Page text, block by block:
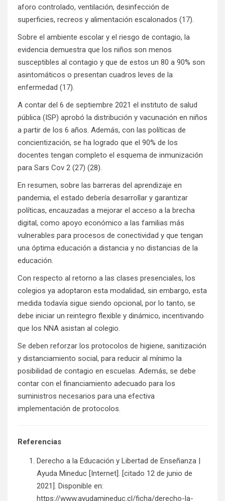
aforo controlado, ventilación, desinfección de
superficies, recreos y alimentación escalonados (17).
Sobre el ambiente escolar y el riesgo de contagio, la
evidencia demuestra que los niños son menos
susceptibles al contagio y que de estos un 80 a 90% son
asintomáticos o presentan cuadros leves de la
enfermedad (17).
A contar del 6 de septiembre 2021 el instituto de salud
pública (ISP) aprobó la distribución y vacunación en niños
a partir de los 6 años. Además, con las políticas de
concientización, se ha logrado que el 90% de los
docentes tengan completo el esquema de inmunización
para Sars Cov 2 (27) (28).
En resumen, sobre las barreras del aprendizaje en
pandemia, el estado debería desarrollar y garantizar
políticas, encauzadas a mejorar el acceso a la brecha
digital, como apoyo económico a las familias más
vulnerables para procesos de conectividad y que tengan
una óptima educación a distancia y no distancias de la
educación.
Con respecto al retorno a las clases presenciales, los
colegios ya adoptaron esta modalidad, sin embargo, esta
medida todavía sigue siendo opcional, por lo tanto, se
debe iniciar un reintegro flexible y dinámico, incentivando
que los NNA asistan al colegio.
Se deben reforzar los protocolos de higiene, sanitización
y distanciamiento social, para reducir al mínimo la
posibilidad de contagio en escuelas. Además, se debe
contar con el financiamiento adecuado para los
suministros necesarios para una efectiva
implementación de protocolos.
Referencias
Derecho a la Educación y Libertad de Enseñanza |
Ayuda Mineduc [Internet]. [citado 12 de junio de
2021]. Disponible en:
https://www.ayudamineduc.cl/ficha/derecho-la-